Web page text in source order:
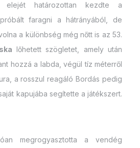
határozottan kezdte a
faragni a hátrányából, de
a különbség még nőtt is az 53.
lőhetett szögletet, amely után
hozzá a labda, végül tíz méterről
a rosszul reagáló Bordás pedig
kapujába segítette a játékszert.
megrogyasztotta a vendég